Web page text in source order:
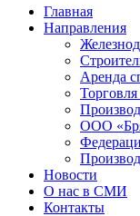
Главная
Направления
Аренда
ООО
Новости
О нас в СМИ
Контакты